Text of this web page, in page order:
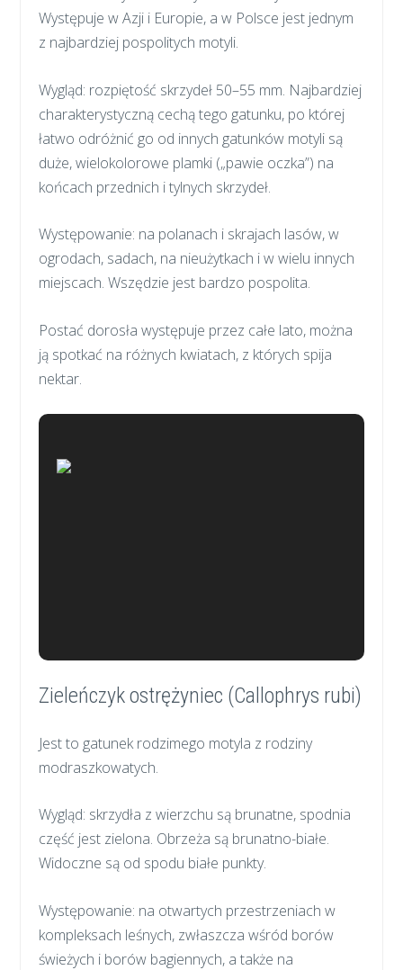
Występuje w Azji i Europie, a w Polsce jest jednym
z najbardziej pospolitych motyli.
Wygląd: rozpiętość skrzydeł 50–55 mm. Najbardziej
charakterystyczną cechą tego gatunku, po której
łatwo odróżnić go od innych gatunków motyli są
duże, wielokolorowe plamki („pawie oczka”) na
końcach przednich i tylnych skrzydeł.
Występowanie: na polanach i skrajach lasów, w
ogrodach, sadach, na nieużytkach i w wielu innych
miejscach. Wszędzie jest bardzo pospolita.
Postać dorosła występuje przez całe lato, można
ją spotkać na różnych kwiatach, z których spija
nektar.
Zieleńczyk ostrężyniec (Callophrys rubi)
Jest to gatunek rodzimego motyla z rodziny
modraszkowatych.
Wygląd: skrzydła z wierzchu są brunatne, spodnia
część jest zielona. Obrzeża są brunatno-białe.
Widoczne są od spodu białe punkty.
Występowanie: na otwartych przestrzeniach w
kompleksach leśnych, zwłaszcza wśród borów
świeżych i borów bagiennych, a także na